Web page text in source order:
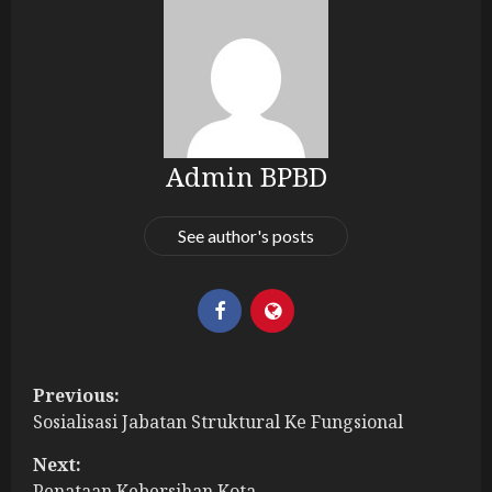
Admin BPBD
See author's posts
P
o
s
Previous:
Sosialisasi Jabatan Struktural Ke Fungsional
Next: